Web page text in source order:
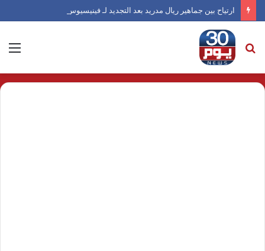
ارتياح بين جماهير ريال مدريد بعد التجديد لـ فينيسيوس
بحث
عن